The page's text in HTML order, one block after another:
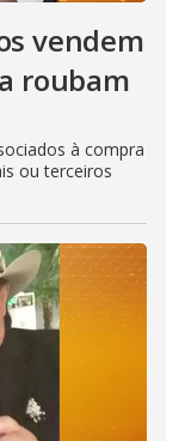
vendem
roubam
à compra
ou terceiros